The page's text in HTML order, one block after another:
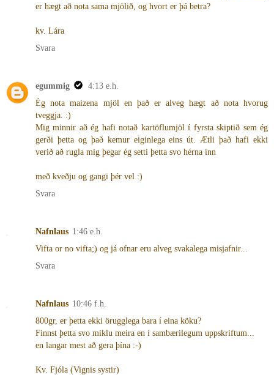
er hægt að nota sama mjölið, og hvort er þá betra?
kv. Lára
Svara
egummig
4:13 e.h.
Ég nota maizena mjöl en það er alveg hægt að nota hvorug
tveggja. :)
Mig minnir að ég hafi notað kartöflumjöl í fyrsta skiptið sem ég
gerði þetta og það kemur eiginlega eins út. Ætli það hafi ekki
verið að rugla mig þegar ég setti þetta svo hérna inn
með kveðju og gangi þér vel :)
Svara
Nafnlaus 1:46 e.h.
Vifta or no vifta;) og já ofnar eru alveg svakalega misjafnir...
Svara
Nafnlaus 10:46 f.h.
800gr, er þetta ekki örugglega bara í eina köku?
Finnst þetta svo miklu meira en í sambærilegum uppskriftum...
en langar mest að gera þína :-)
Kv. Fjóla (Vignis systir)